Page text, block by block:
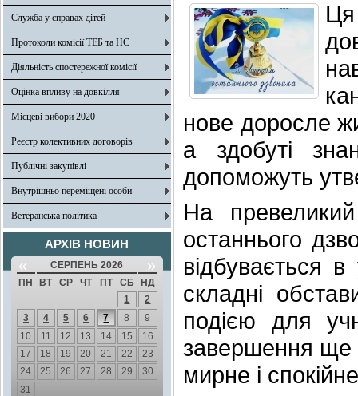
Служба у справах дітей
Протоколи комісії ТЕБ та НС
Діяльність спостережної комісії
Оцінка впливу на довкілля
Місцеві вибори 2020
Реєстр колективних договорів
Публічні закупівлі
Внутрішньо переміщені особи
Ветеранська політика
АРХІВ НОВИН
« СЕРПЕНЬ 2026 »
ПН ВТ СР ЧТ ПТ СБ
НД
1
2
3
4 5 6 7 8
9
10
11 12 13 14 15
16
17
18 19 20 21 22
23
24
25 26 27 28 29
30
31
нове доросле
а здобуті
допоможуть
На
останнього
відбувається
складні
подією для
завершення ще
мирне і